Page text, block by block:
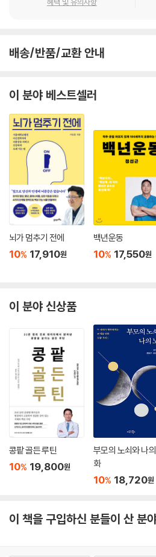
제 임상 사례, 구체적인 치료 접근법을 상
감별법, 음식 조리의 중요성, 노화를 늦추
면역의 관계까지 광범위하게 다루며, 누구
게 담고 있다.
또한, 책 전반에 흐르는 키워드인 ‘그럴 수
드럽게 관조하는 철학으로, 우리 마음속의
이겨내는 지혜를 담고 있다. 이 너그럽고
방하고 노화를 지연시키는 강력한 치료제
저자는 한의학의 철학적 깊이와 과학적 기
을 건강하게 가꾸는 방식으로서의 의학을
『그럴 수도 있지-뭐!』는 한의학을 낯설게
인, 만성질환에 고통받는 환자, 그리고 건
들에게 마음 깊은 울림과 실질적인 치유
배송/반품/교환 안내
이 분야 베스트셀러
뇌가 멈추기 전에
10% 17,910원
백년운동
10% 17,550원
이 분야 신상품
콩팥 골든 루틴
10% 19,800원
부모의 노쇠와 나
화
10% 18,720원
이 책을 구입하신 분들이 산 분